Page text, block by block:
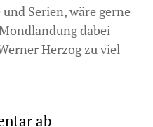
Serien, wäre gerne
dabei
Herzog zu viel
ab